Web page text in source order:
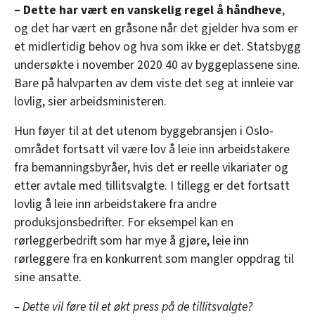
– Dette har vært en vanskelig regel å håndheve,
og det har vært en gråsone når det gjelder hva som er
et midlertidig behov og hva som ikke er det. Statsbygg
undersøkte i november 2020 40 av byggeplassene sine.
Bare på halvparten av dem viste det seg at innleie var
lovlig, sier arbeidsministeren.
Hun føyer til at det utenom byggebransjen i Oslo-
området fortsatt vil være lov å leie inn arbeidstakere
fra bemanningsbyråer, hvis det er reelle vikariater og
etter avtale med tillitsvalgte. I tillegg er det fortsatt
lovlig å leie inn arbeidstakere fra andre
produksjonsbedrifter. For eksempel kan en
rørleggerbedrift som har mye å gjøre, leie inn
rørleggere fra en konkurrent som mangler oppdrag til
sine ansatte.
– Dette vil føre til et økt press på de tillitsvalgte?